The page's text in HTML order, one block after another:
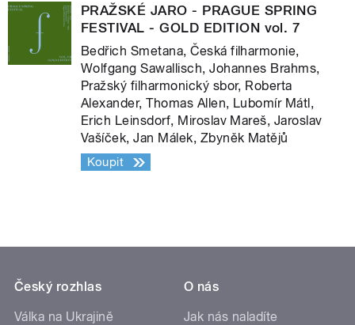
PRAŽSKÉ JARO - PRAGUE SPRING
FESTIVAL - GOLD EDITION vol. 7
Bedřich Smetana, Česká filharmonie,
Wolfgang Sawallisch, Johannes Brahms,
Pražský filharmonický sbor, Roberta
Alexander, Thomas Allen, Lubomír Mátl,
Erich Leinsdorf, Miroslav Mareš, Jaroslav
Vašíček, Jan Málek, Zbyněk Matějů
Koupit
Český rozhlas
Válka na Ukrajině
O nás
Jak nás naladíte